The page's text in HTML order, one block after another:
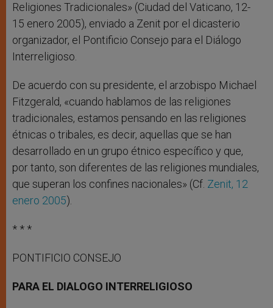
Religiones Tradicionales» (Ciudad del Vaticano, 12-
15 enero 2005), enviado a Zenit por el dicasterio
organizador, el Pontificio Consejo para el Diálogo
Interreligioso.
De acuerdo con su presidente, el arzobispo Michael
Fitzgerald, «cuando hablamos de las religiones
tradicionales, estamos pensando en las religiones
étnicas o tribales, es decir, aquellas que se han
desarrollado en un grupo étnico específico y que,
por tanto, son diferentes de las religiones mundiales,
que superan los confines nacionales» (Cf. Zenit, 12
enero 2005).
* * *
PONTIFICIO CONSEJO
PARA EL DIALOGO INTERRELIGIOSO